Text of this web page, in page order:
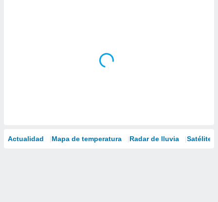
Actualidad Mapa de temperatura Radar de lluvia Satélites